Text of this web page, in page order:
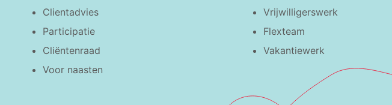
Clientadvies
Participatie
Cliëntenraad
Voor naasten
Vrijwilligerswerk
Flexteam
Vakantiewerk